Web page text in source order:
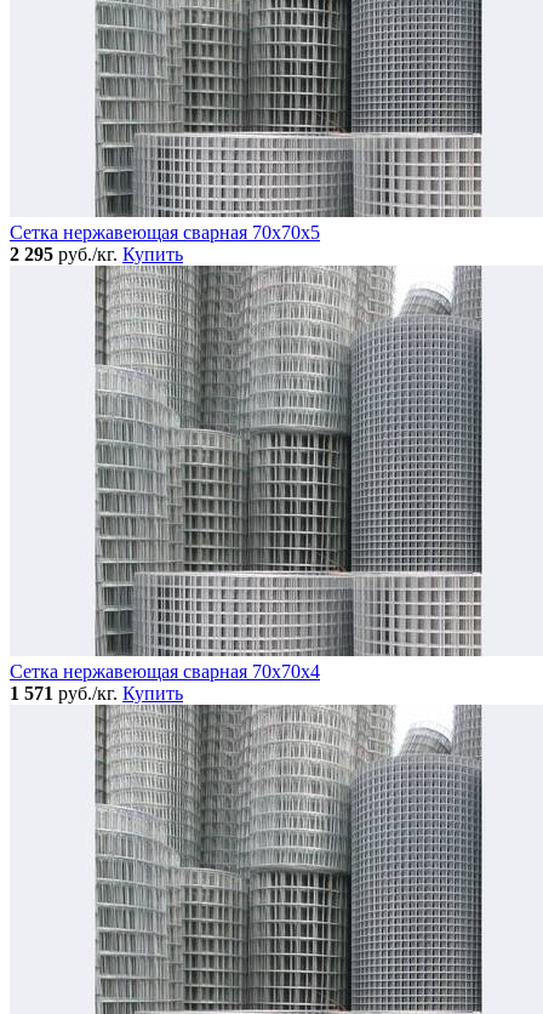
Сетка нержавеющая сварная 70х70х5
2 295 руб./кг. Купить
Сетка нержавеющая сварная 70х70х4
1 571 руб./кг. Купить